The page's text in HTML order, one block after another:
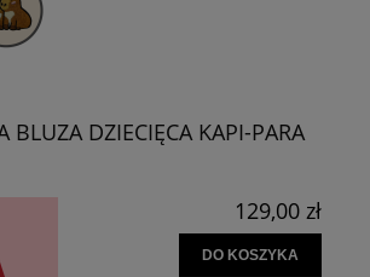
BLUZA DZIECIĘCA KAPI-PARA
129,00 zł
DO KOSZYKA